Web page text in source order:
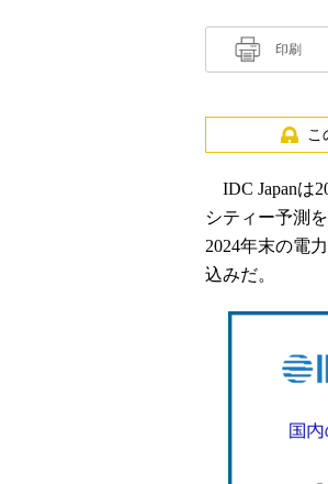
印刷
こ
IDC Japanは
シティー予測
2024年末の電
込みだ。